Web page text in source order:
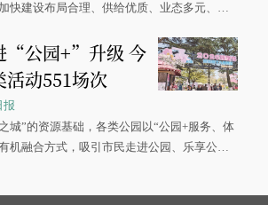
快建设布局合理、供给优质、业态多元、智
“公园+”升级 今
活动551场次
报
城”的资源基础，各类公园以“公园+服务、体
机融合方式，吸引市民走进公园、乐享公